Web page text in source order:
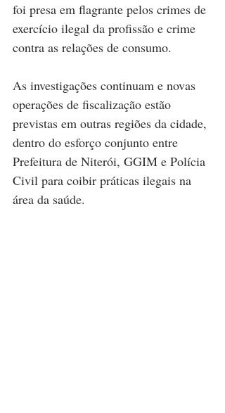
foi presa em flagrante pelos crimes de
exercício ilegal da profissão e crime
contra as relações de consumo.
As investigações continuam e novas
operações de fiscalização estão
previstas em outras regiões da cidade,
dentro do esforço conjunto entre
Prefeitura de Niterói, GGIM e Polícia
Civil para coibir práticas ilegais na
área da saúde.